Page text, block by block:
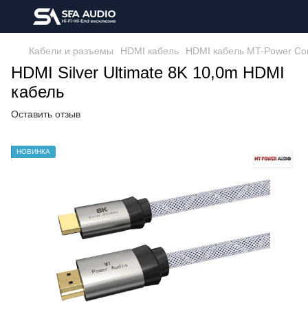
Кабели и разъемы HDMI кабель HDMI кабель MT-Power
HDMI Silver Ultimate 8K 10,0m HDMI
кабель
Оставить отзыв
НОВИНКА